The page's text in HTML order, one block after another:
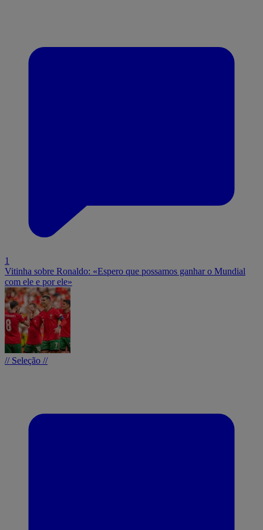
1
Vitinha sobre Ronaldo: «Espero que possamos ganhar o Mundial
com ele e por ele»
// Seleção //